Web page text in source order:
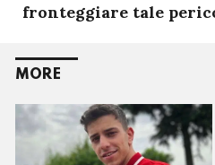
fronteggiare tale
MORE